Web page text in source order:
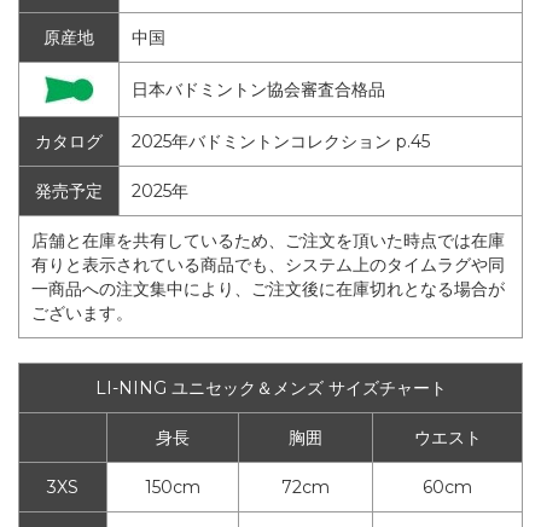
原産地 中国
日本バドミントン協会審査合格品
カタログ 2025年バドミントンコレクション p.45
発売予定 2025年
店舗と在庫を共有しているため、ご注文を頂いた時点では在庫
有りと表示されている商品でも、システム上のタイムラグや同
一商品への注文集中により、ご注文後に在庫切れとなる場合が
ございます。
LI-NING ユニセック＆メンズ サイズチャート
身長 胸囲 ウエスト
3XS 150cm 72cm 60cm